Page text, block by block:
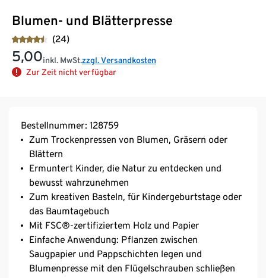
Blumen- und Blätterpresse
(24)
5,00inkl. MwSt.zzgl. Versandkosten
Zur Zeit nicht verfügbar
Bestellnummer: 128759
Zum Trockenpressen von Blumen, Gräsern oder
Blättern
Ermuntert Kinder, die Natur zu entdecken und
bewusst wahrzunehmen
Zum kreativen Basteln, für Kindergeburtstage oder
das Baumtagebuch
Mit FSC®-zertifiziertem Holz und Papier
Einfache Anwendung: Pflanzen zwischen
Saugpapier und Pappschichten legen und
Blumenpresse mit den Flügelschrauben schließen